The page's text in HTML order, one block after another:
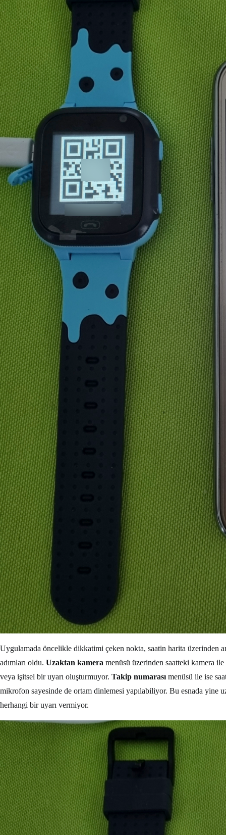
Uygulamada öncelikle dikkatimi çeken nokta, saatin harita üzerinden
adımları oldu. Uzaktan kamera menüsü üzerinden saatteki kamera
veya işitsel bir uyarı oluşturmuyor. Takip numarası menüsü ile ise
mikrofon sayesinde de ortam dinlemesi yapılabiliyor. Bu esnada yine
herhangi bir uyarı vermiyor.